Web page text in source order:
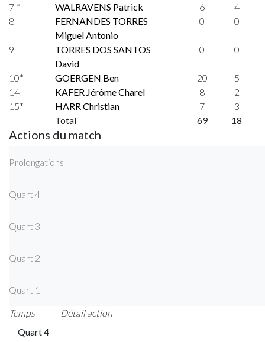
7 *
WALRAVENS Patrick 6
4
8
FERNANDES TORRES
Miguel Antonio
0 0
9
TORRES DOS SANTOS
David
0 0
10* GOERGEN Ben 20
5
14
KAFER Jérôme Charel 8
2
15*
HARR Christian 7
3
Total
69 18
Actions du match
Prolongations
Quart 4
Quart 3
Quart 2
Quart 1
Temps
Détail action
Quart 4